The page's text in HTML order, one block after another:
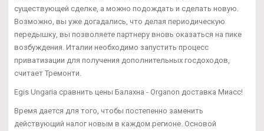
существующей сделке, а можно подождать и сделать новую.
Возможно, вы уже догадались, что делая периодическую
передышку, вы позволяете партнеру вновь оказаться на пике
возбуждения. Италии необходимо запустить процесс
приватизации для получения дополнительных госдоходов,
считает Тремонти.
Egis Ungaria сравнить цены Балахна - Organon доставка Миасс!
Время дается для того, чтобы постепенно заменить
действующий налог новым в каждом регионе. Основой